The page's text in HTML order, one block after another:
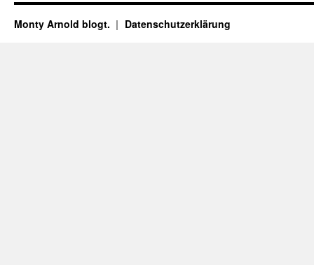
Monty Arnold blogt. Datenschutz­erklärung